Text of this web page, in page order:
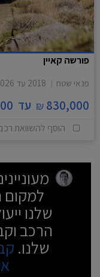
פורשה קאיין
פנאי שטח 2018 עד
830,000
₪ עד
הוסף להשוואת
למקום
שלנו
הרכב
שלנו.